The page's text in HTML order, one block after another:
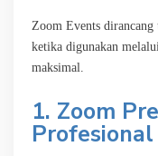
Zoom Events dirancang
ketika digunakan
maksimal.
1. Zoom